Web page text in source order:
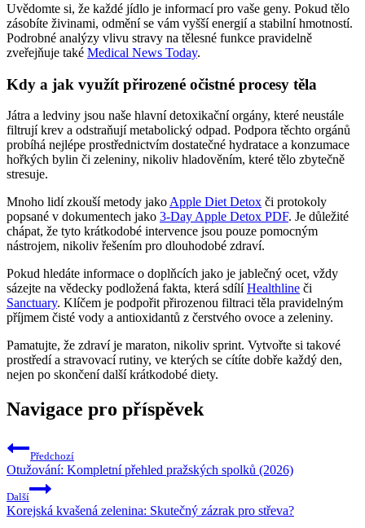
Uvědomte si, že každé jídlo je informací pro vaše geny. Pokud tělo
zásobíte živinami, odmění se vám vyšší energií a stabilní hmotností.
Podrobné analýzy vlivu stravy na tělesné funkce pravidelně
zveřejňuje také Medical News Today.
Kdy a jak využít přirozené očistné procesy těla
Játra a ledviny jsou naše hlavní detoxikační orgány, které neustále
filtrují krev a odstraňují metabolický odpad. Podpora těchto orgánů
probíhá nejlépe prostřednictvím dostatečné hydratace a konzumace
hořkých bylin či zeleniny, nikoliv hladověním, které tělo zbytečně
stresuje.
Mnoho lidí zkouší metody jako Apple Diet Detox či protokoly
popsané v dokumentech jako 3-Day Apple Detox PDF. Je důležité
chápat, že tyto krátkodobé intervence jsou pouze pomocným
nástrojem, nikoliv řešením pro dlouhodobé zdraví.
Pokud hledáte informace o doplňcích jako je jablečný ocet, vždy
sázejte na vědecky podložená fakta, která sdílíHealthline či
Sanctuary. Klíčem je podpořit přirozenou filtraci těla pravidelným
příjmem čisté vody a antioxidantů z čerstvého ovoce a zeleniny.
Pamatujte, že zdraví je maraton, nikoliv sprint. Vytvořte si takové
prostředí a stravovací rutiny, ve kterých se cítíte dobře každý den,
nejen po skončení další krátkodobé diety.
Navigace pro příspěvek
Předchozí
Otužování: Kompletní přehled pražských spolků (2026)
Další
Korejská kvašená zelenina: Skutečný zázrak pro střeva?